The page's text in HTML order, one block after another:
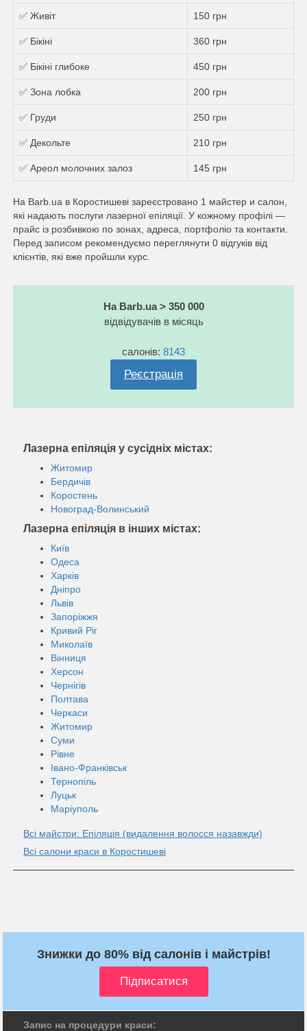
✅ Живіт 150 грн
✅ Бікіні 360 грн
✅ Бікіні глибоке 450 грн
✅ Зона лобка 200 грн
✅ Груди 250 грн
✅ Декольте 210 грн
✅ Ареол молочних залоз 145 грн
На Barb.ua в Коростишеві зареєстровано 1 майстер и салон,
які надають послуги лазерної епіляції. У кожному профілі —
прайс із розбивкою по зонах, адреса, портфоліо та контакти.
Перед записом рекомендуємо переглянути 0 відгуків від
клієнтів, які вже пройшли курс.
На Barb.ua > 350 000
відвідувачів в місяць
салонів: 8143
Реєстрація
Лазерна епіляція у сусідніх містах:
Житомир
Бердичів
Коростень
Новоград-Волинський
Лазерна епіляція в інших містах:
Київ
Одеса
Харків
Дніпро
Львів
Запоріжжя
Кривий Ріг
Миколаїв
Вінниця
Херсон
Чернігів
Полтава
Черкаси
Житомир
Суми
Рівне
Івано-Франківськ
Тернопіль
Луцьк
Маріуполь
Всі майстри: Епіляція (видалення волосся назавжди)
Всі салони краси в Коростишеві
Знижки до 80% від салонів і майстрів!
Запис на процедури краси: